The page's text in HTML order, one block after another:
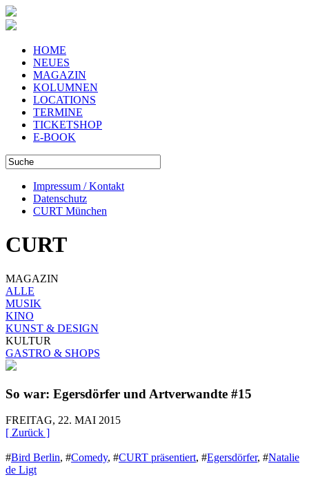
HOME
NEUES
MAGAZIN
KOLUMNEN
LOCATIONS
TERMINE
TICKETSHOP
E-BOOK
Impressum / Kontakt
Datenschutz
CURT München
CURT
MAGAZIN
ALLE
MUSIK
KINO
KUNST & DESIGN
KULTUR
GASTRO & SHOPS
So war: Egersdörfer und Artverwandte #15
FREITAG, 22. MAI 2015
[ Zurück ]
#Bird Berlin, #Comedy, #CURT präsentiert, #Egersdörfer, #Natalie
de Ligt